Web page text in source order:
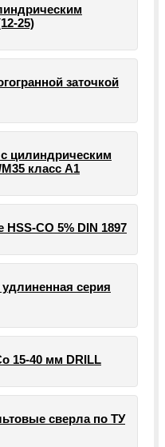
25)
заточкой
цилиндрическим
класс А1
CO 5% DIN 1897
серия
15-40 мм DRILL
сверла по ТУ